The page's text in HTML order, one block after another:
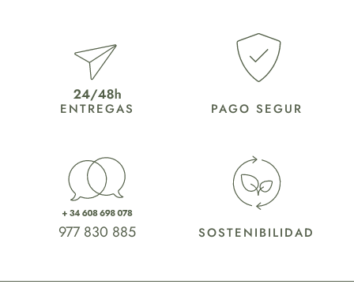
ENTREGAS
977 830 885
PAGO SEGUR
SOSTENIBILIDAD